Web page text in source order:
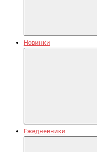
Новинки
Ежедневники